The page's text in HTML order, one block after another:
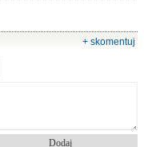
+ skomentuj